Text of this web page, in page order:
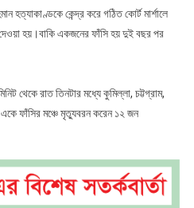
সালে
হত্যাকাণ্ডকে কেন্দ্র করে গঠিত কোর্ট মার্শালে
হয়।বাকি একজনের ফাঁসি হয় দুই বছর পর
থেকে রাত তিনটার মধ্যে কুমিল্লা, চট্টগ্রাম,
একে ফাঁসির মঞ্চে মৃত্যুবরন করেন ১২ জন